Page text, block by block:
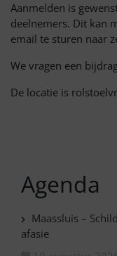
Aanmelden is
deelnemers. Dit kan
email te sturen naar
We vragen een
De locatie is
Agenda
Maassluis –
afasie